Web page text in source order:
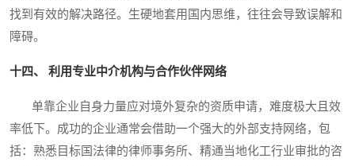
找到有效的解决路径。生硬地套用国内思维，往往会导致误解和
障碍。
十四、 利用专业中介机构与合作伙伴网络
单靠企业自身力量应对境外复杂的资质申请，难度极大且效
率低下。成功的企业通常会借助一个强大的外部支持网络，包
括：熟悉目标国法律的律师事务所、精通当地化工行业审批的咨